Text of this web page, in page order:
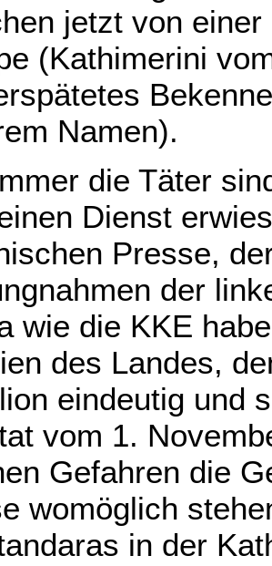
jetzt von einer
(Kathimerini
Namen).
die Täter
Dienst
Presse,
der
wie die KKE
des Landes,
eindeutig und
vom 1.
Gefahren die
womöglich
in der